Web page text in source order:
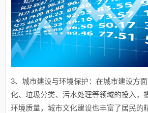
3、城市建设与环境保护：在城市建设方
化、垃圾分类、污水处理等领域的投入，
环境质量，城市文化建设也丰富了居民的